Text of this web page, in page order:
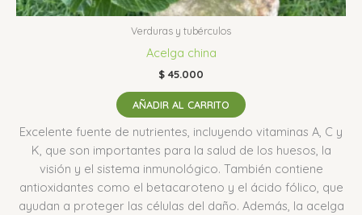
Verduras y tubérculos
Acelga china
$ 45.000
AÑADIR AL CARRITO
Excelente fuente de nutrientes, incluyendo vitaminas A, C y
K, que son importantes para la salud de los huesos, la
visión y el sistema inmunológico. También contiene
antioxidantes como el betacaroteno y el ácido fólico, que
ayudan a proteger las células del daño. Además, la acelga